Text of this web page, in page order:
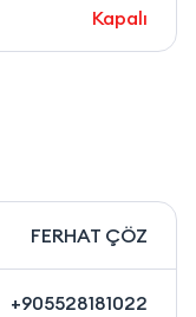
Kapalı
FERHAT ÇÖZ
+905528181022